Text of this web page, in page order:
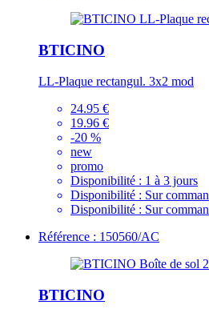
BTICINO
LL-Plaque rectangul. 3x2 mod
24.95 €
19.96 €
-20 %
new
promo
Disponibilité : 1 à 3 jours
Disponibilité : Sur
Disponibilité : Sur
Référence : 150560/AC
BTICINO